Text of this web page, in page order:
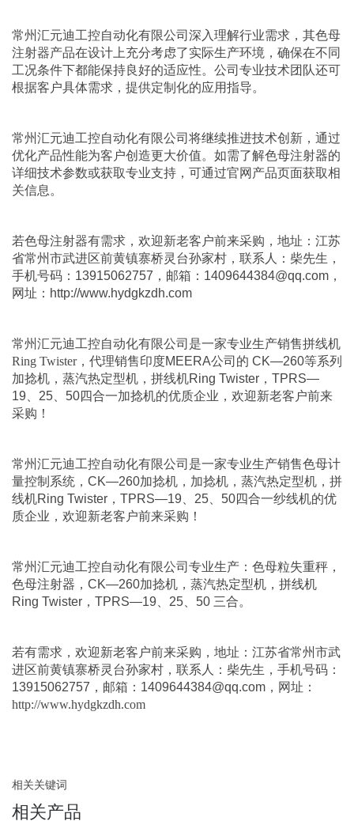
常州汇元迪工控自动化有限公司深入理解行业需求，其色母
注射器产品在设计上充分考虑了实际生产环境，确保在不同
工况条件下都能保持良好的适应性。公司专业技术团队还可
根据客户具体需求，提供定制化的应用指导。
常州汇元迪工控自动化有限公司将继续推进技术创新，通过
优化产品性能为客户创造更大价值。如需了解色母注射器的
详细技术参数或获取专业支持，可通过官网产品页面获取相
关信息。
若色母注射器有需求，欢迎新老客户前来采购，地址：江苏
省常州市武进区前黄镇寨桥灵台孙家村，联系人：柴先生，
手机号码：13915062757，邮箱：1409644384@qq.com，
网址： http://www.hydgkzdh.com
常州汇元迪工控自动化有限公司 是一家专业生产销售拼线机
Ring Twister，代理销售印度MEERA公司的 CK—260等系列
加捻机 ， 蒸汽热定型机 ， 拼线机Ring Twister ， TPRS—
19、25、50四合一加捻机的优质企业，欢迎新老客户前来
采购！
常州汇元迪工控自动化有限公司 是一家专业生产销售色母计
量控制系统 ， CK—260加捻机 ， 加捻机 ， 蒸汽热定型机 ， 拼
线机Ring Twister ， TPRS—19、25、50四合一纱线机的优
质企业，欢迎新老客户前来采购！
常州汇元迪工控自动化有限公司 专业生产： 色母粒失重秤 ，
色母注射器 ， CK—260加捻机 ， 蒸汽热定型机 ， 拼线机
Ring Twister ， TPRS—19、25、50 三合。
若有需求，欢迎新老客户前来采购，地址：江苏省常州市武
进区前黄镇寨桥灵台孙家村，联系人：柴先生，手机号码：
13915062757，邮箱：1409644384@qq.com，网址：
http://www.hydgkzdh.com
相关关键词
相关产品